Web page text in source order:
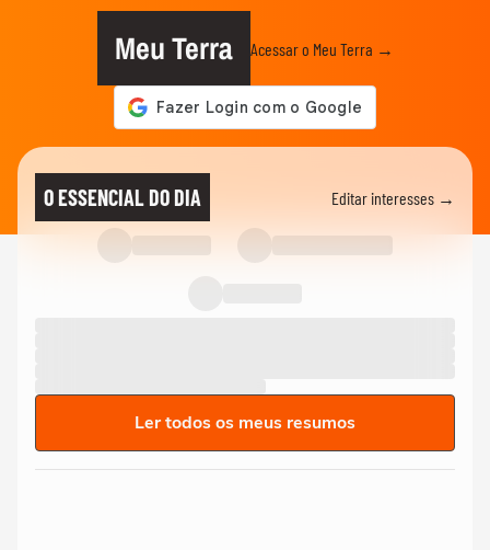
Meu Terra Acessar o Meu Terra →
O ESSENCIAL DO DIA Editar interesses →
Ler todos os meus resumos